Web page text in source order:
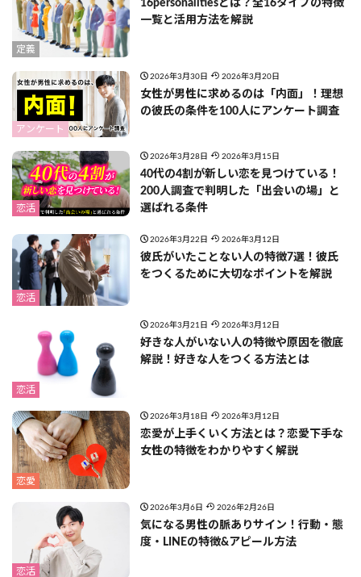
定義
16personalitiesとは？全16タイプの特徴
一覧と活用方法を解説
アンケート
2026年3月30日 2026年3月20日
女性が男性に求めるのは「内面」！理想
の彼氏の条件を100人にアンケート調査
恋活
2026年3月28日 2026年3月15日
40代の4割が新しい恋を見つけている！
200人調査で判明した「出会いの場」と
選ばれる条件
恋活
2026年3月22日 2026年3月12日
彼氏がいたことない人の特徴7選！彼氏
をつくるために大切なポイントを解説
恋活
2026年3月21日 2026年3月12日
好きな人がいない人の特徴や原因を徹底
解説！好きな人をつくる方法とは
恋愛
2026年3月18日 2026年3月12日
恋愛が上手くいく方法とは？恋愛下手な
女性の特徴をわかりやすく解説
恋活
2026年3月6日 2026年2月26日
気になる男性の脈ありサイン！行動・態
度・LINEの特徴&アピール方法